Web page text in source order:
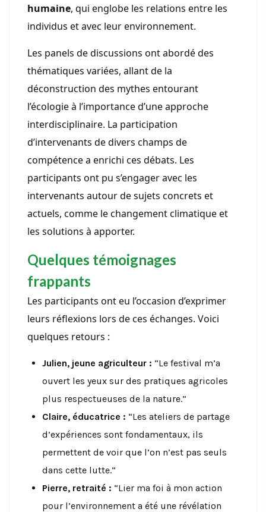
humaine, qui englobe les relations entre les
individus et avec leur environnement.
Les panels de discussions ont abordé des
thématiques variées, allant de la
déconstruction des mythes entourant
l’écologie à l’importance d’une approche
interdisciplinaire. La participation
d’intervenants de divers champs de
compétence a enrichi ces débats. Les
participants ont pu s’engager avec les
intervenants autour de sujets concrets et
actuels, comme le changement climatique et
les solutions à apporter.
Quelques témoignages
frappants
Les participants ont eu l’occasion d’exprimer
leurs réflexions lors de ces échanges. Voici
quelques retours :
Julien, jeune agriculteur : “Le festival m’a
ouvert les yeux sur des pratiques agricoles
plus respectueuses de la nature.”
Claire, éducatrice : “Les ateliers de partage
d’expériences sont fondamentaux, ils
permettent de voir que l’on n’est pas seuls
dans cette lutte.”
Pierre, retraité : “Lier ma foi à mon action
pour l’environnement a été une révélation